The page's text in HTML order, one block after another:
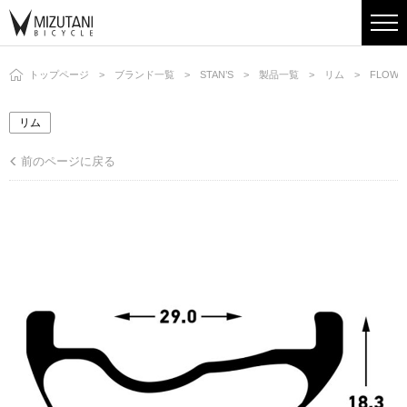
トップページ ブランド一覧 STAN’S 製品一覧 リム FLOW
リム
前のページに戻る